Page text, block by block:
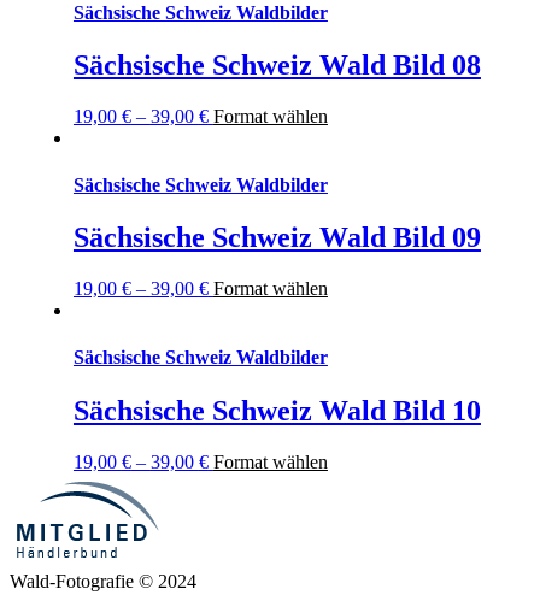
Sächsische Schweiz Waldbilder
Sächsische Schweiz Wald Bild 08
19,00 €– 39,00 € Format wählen
Sächsische Schweiz Waldbilder
Sächsische Schweiz Wald Bild 09
19,00 €– 39,00 € Format wählen
Sächsische Schweiz Waldbilder
Sächsische Schweiz Wald Bild 10
19,00 €– 39,00 € Format wählen
Wald-Fotografie © 2024